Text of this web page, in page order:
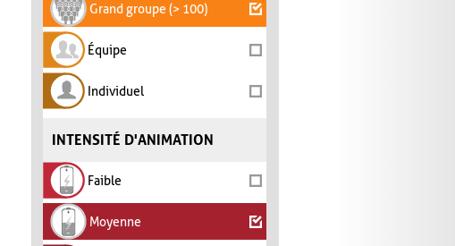
Grand groupe (> 100)
Équipe
Individuel
INTENSITÉ D'ANIMATION
Faible
Moyenne